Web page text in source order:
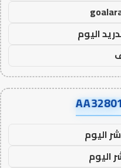
اليوم
اليوم
اليوم